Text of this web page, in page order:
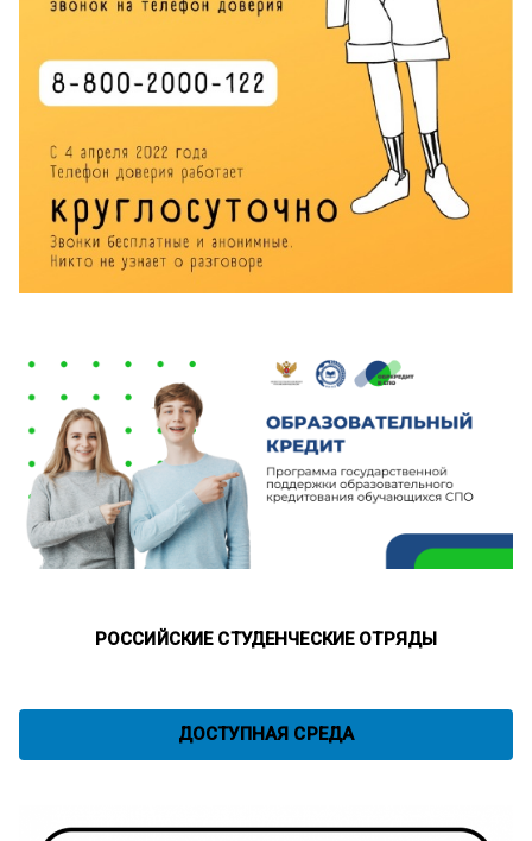
РОССИЙСКИЕ СТУДЕНЧЕСКИЕ ОТРЯДЫ
ДОСТУПНАЯ СРЕДА